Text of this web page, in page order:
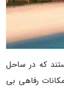
که در ساحل
رفاهی بی